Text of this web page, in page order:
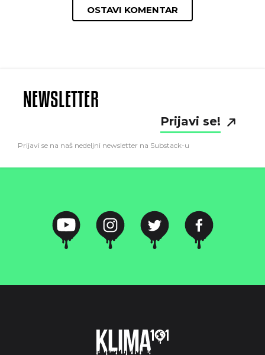
OSTAVI KOMENTAR
NEWSLETTER
Prijavi se!
Prijavi se na naš nedeljni newsletter na Substack-u